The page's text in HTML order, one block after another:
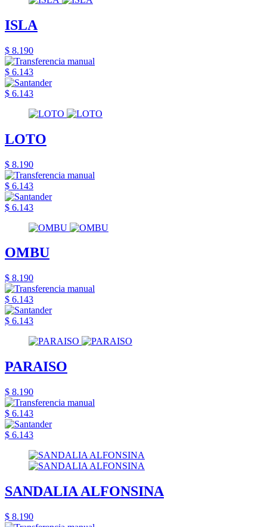
ISLA
$ 8.190
$ 6.143
$ 6.143
LOTO
$ 8.190
$ 6.143
$ 6.143
OMBU
$ 8.190
$ 6.143
$ 6.143
PARAISO
$ 8.190
$ 6.143
$ 6.143
SANDALIA ALFONSINA
$ 8.190